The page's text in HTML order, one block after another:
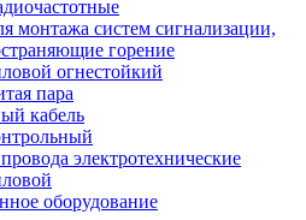
монтажа систем сигнализации,
горение
огнестойкий
пара
кабель
электротехнические
оборудование